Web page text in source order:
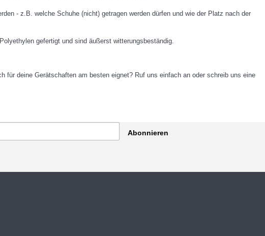
- z.B. welche Schuhe (nicht) getragen werden dürfen und wie der Platz nach der
gefertigt und sind äußerst witterungsbeständig.
für deine Gerätschaften am besten eignet? Ruf uns einfach an oder schreib uns eine
Abonnieren